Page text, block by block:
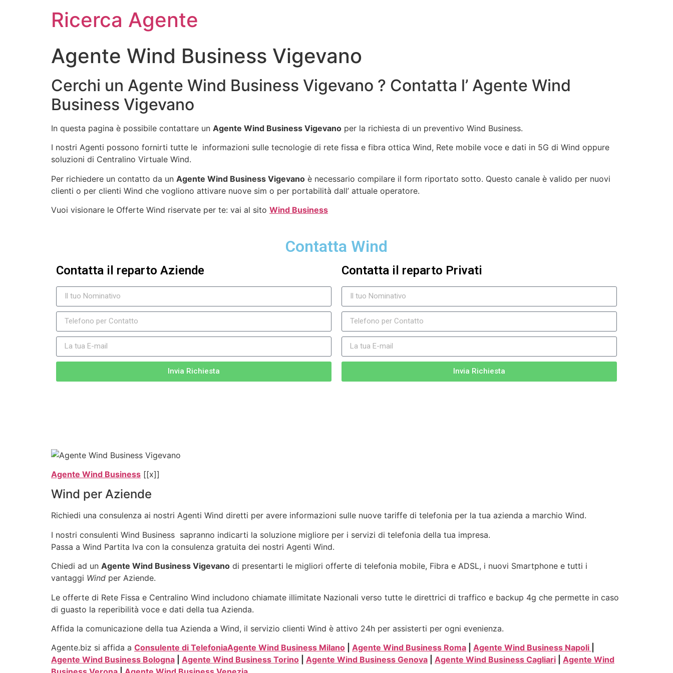
Ricerca Agente
Agente Wind Business Vigevano
Cerchi un Agente Wind Business Vigevano ? Contatta l’ Agente Wind
Business Vigevano
In questa pagina è possibile contattare un Agente Wind Business Vigevano per la richiesta di un preventivo Wind Business.
I nostri Agenti possono fornirti tutte le informazioni sulle tecnologie di rete fissa e fibra ottica Wind, Rete mobile voce e dati in 5G di Wind oppure
soluzioni di Centralino Virtuale Wind.
Per richiedere un contatto da un Agente Wind Business Vigevano è necessario compilare il form riportato sotto. Questo canale è valido per nuovi
clienti o per clienti Wind che vogliono attivare nuove sim o per portabilità dall’ attuale operatore.
Vuoi visionare le Offerte Wind riservate per te: vai al sito Wind Business
Contatta Wind
Contatta il reparto Aziende
Invia Richiesta
Contatta il reparto Privati
Invia Richiesta
Agente Wind Business [[x]]
Wind per Aziende
Richiedi una consulenza ai nostri Agenti Wind diretti per avere informazioni sulle nuove tariffe di telefonia per la tua azienda a marchio Wind.
I nostri consulenti Wind Business sapranno indicarti la soluzione migliore per i servizi di telefonia della tua impresa.
Passa a Wind Partita Iva con la consulenza gratuita dei nostri Agenti Wind.
Chiedi ad un Agente Wind Business Vigevano di presentarti le migliori offerte di telefonia mobile, Fibra e ADSL, i nuovi Smartphone e tutti i
vantaggi Wind per Aziende.
Le offerte di Rete Fissa e Centralino Wind includono chiamate illimitate Nazionali verso tutte le direttrici di traffico e backup 4g che permette in caso
di guasto la reperibilità voce e dati della tua Azienda.
Affida la comunicazione della tua Azienda a Wind, il servizio clienti Wind è attivo 24h per assisterti per ogni evenienza.
Agente.biz si affida a Consulente di TelefoniaAgente Wind Business Milano Agente Wind Business Roma Agente Wind Business Napoli
Agente Wind Business Bologna
Agente Wind Business Torino Agente Wind Business Genova Agente Wind Business Cagliari
Agente Wind